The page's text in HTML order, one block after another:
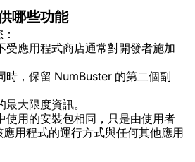
哪些功能
受應用程式商店通常對開發者施加
時，保留 NumBuster 的第二個副
大限度資訊。
使用的安裝包相同，只是由使用者
用程式的運行方式與任何其他應用